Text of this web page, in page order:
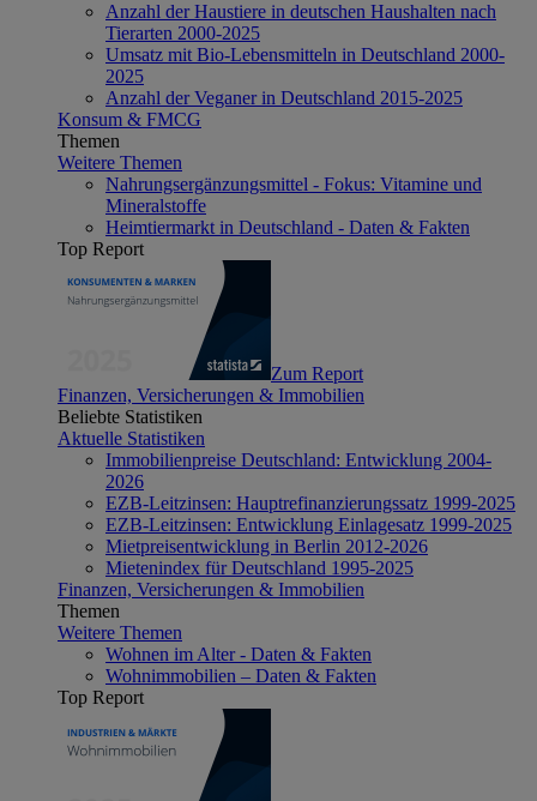
Anzahl der Haustiere in deutschen Haushalten nach
Tierarten 2000-2025
Umsatz mit Bio-Lebensmitteln in Deutschland 2000-
2025
Anzahl der Veganer in Deutschland 2015-2025
Konsum & FMCG
Themen
Weitere Themen
Nahrungsergänzungsmittel - Fokus: Vitamine und
Mineralstoffe
Heimtiermarkt in Deutschland - Daten & Fakten
Top Report
Zum Report
Finanzen, Versicherungen & Immobilien
Beliebte Statistiken
Aktuelle Statistiken
Immobilienpreise Deutschland: Entwicklung 2004-
2026
EZB-Leitzinsen: Hauptrefinanzierungssatz 1999-2025
EZB-Leitzinsen: Entwicklung Einlagesatz 1999-2025
Mietpreisentwicklung in Berlin 2012-2026
Mietenindex für Deutschland 1995-2025
Finanzen, Versicherungen & Immobilien
Themen
Weitere Themen
Wohnen im Alter - Daten & Fakten
Wohnimmobilien – Daten & Fakten
Top Report